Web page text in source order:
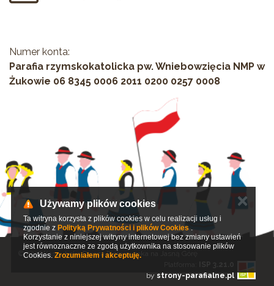
Numer konta:
Parafia rzymskokatolicka pw. Wniebowzięcia NMP w
Żukowie 06 8345 0006 2011 0200 0257 0008
© 2017 Kaszubska Piesza Pielgrzymka na Jasną Górę
by strony-parafialne.pl
Używamy plików cookies
Ta witryna korzysta z plików cookies w celu realizacji usług i
zgodnie z Polityką Prywatności i plików Cookies.
Korzystanie z niniejszej witryny internetowej bez zmiany ustawień
jest równoznaczne ze zgodą użytkownika na stosowanie plików
Cookies. Zrozumiałem i akceptuję.
✕